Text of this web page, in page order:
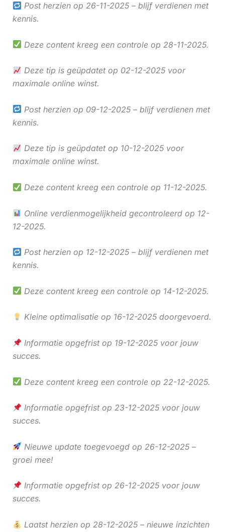
Post herzien op 26-11-2025 – blijf verdienen met
kennis.
Deze content kreeg een controle op 28-11-2025.
Deze tip is geüpdatet op 02-12-2025 voor
maximale online winst.
Post herzien op 09-12-2025 – blijf verdienen met
kennis.
Deze tip is geüpdatet op 10-12-2025 voor
maximale online winst.
Deze content kreeg een controle op 11-12-2025.
Online verdienmogelijkheid gecontroleerd op 12-
12-2025.
Post herzien op 12-12-2025 – blijf verdienen met
kennis.
Deze content kreeg een controle op 14-12-2025.
Kleine optimalisatie op 16-12-2025 doorgevoerd.
Informatie opgefrist op 19-12-2025 voor jouw
succes.
Deze content kreeg een controle op 22-12-2025.
Informatie opgefrist op 23-12-2025 voor jouw
succes.
Nieuwe update toegevoegd op 26-12-2025 –
groei mee!
Informatie opgefrist op 26-12-2025 voor jouw
succes.
Laatst herzien op 28-12-2025 – nieuwe inzichten